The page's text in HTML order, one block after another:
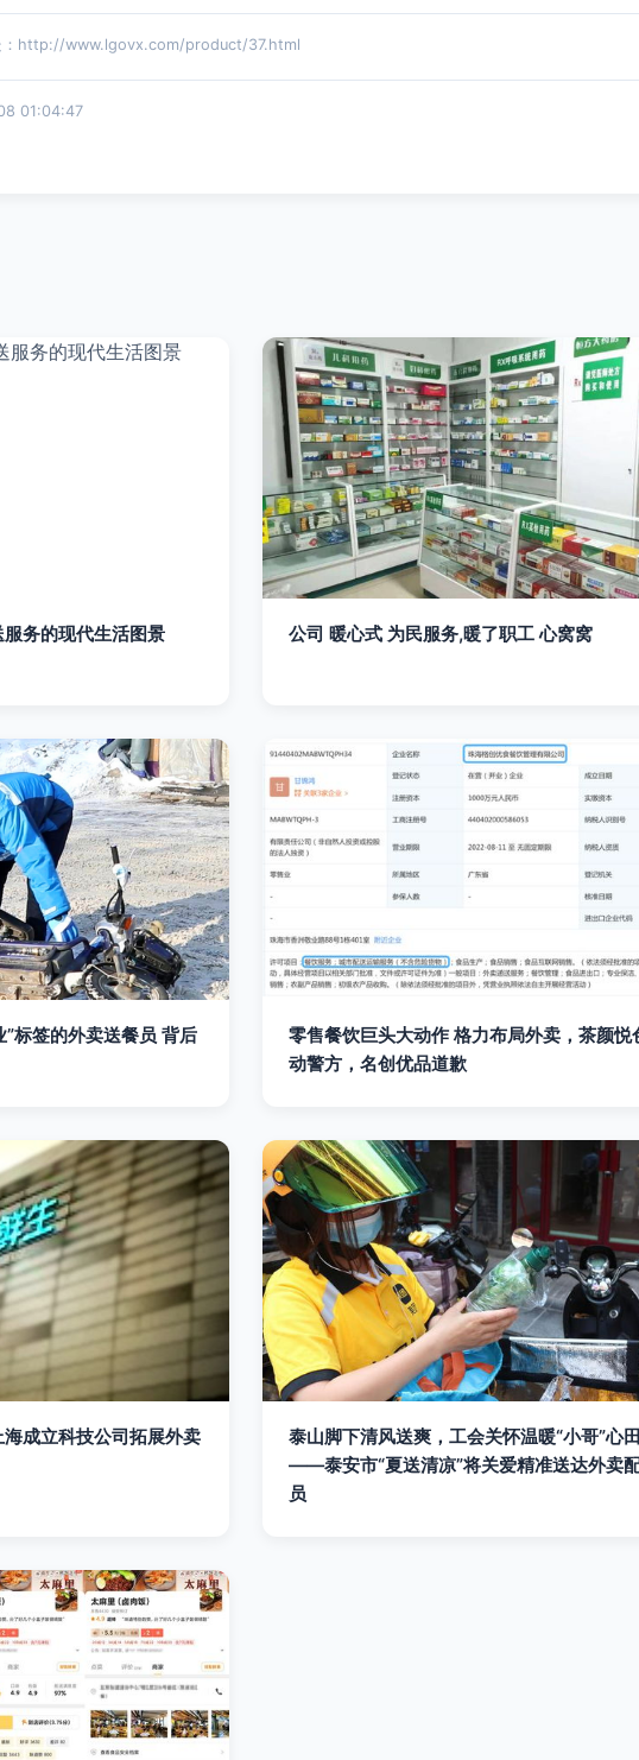
：http://www.lgovx.com/product/37.html
01:04:47
务的现代生活图景 公司 暖心式 为民服务,暖了职工 心窝窝
标签的外卖送餐员 背后
零售餐饮巨头大动作 格力布局外卖，茶颜悦
动警方，名创优品道歉
成立科技公司拓展外卖
泰山脚下清风送爽，工会关怀温暖“小哥”心田
——泰安市“夏送清凉”将关爱精准送达外卖
员